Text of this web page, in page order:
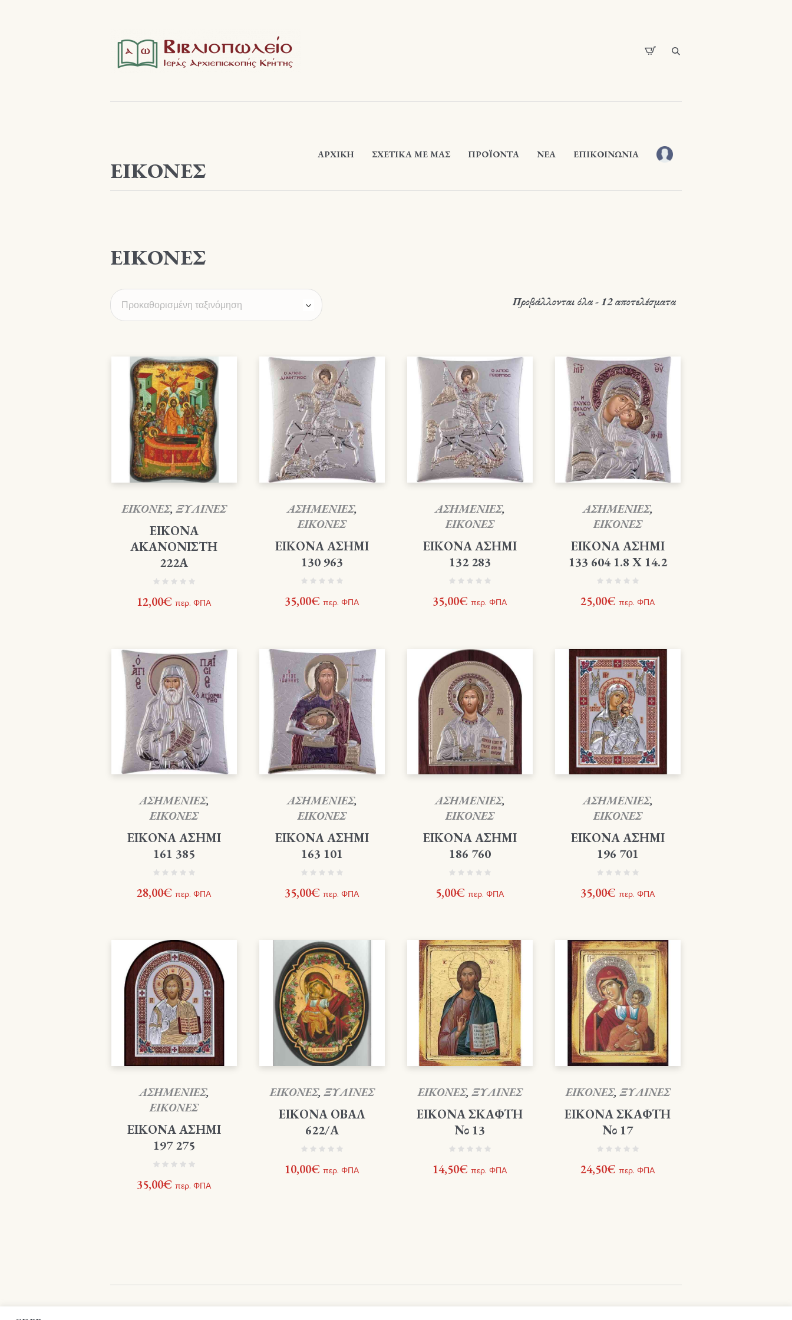
ΑΡΧΙΚΉ ΣΧΕΤΙΚΆ ΜΕ ΜΑΣ ΠΡΟΪΟΝΤΑ ΝΕΑ ΕΠΙΚΟΙΝΩΝΙΑ
ΕΙΚΟΝΕΣ
ΕΙΚΟΝΕΣ
Προβάλλονται όλα - 12 αποτελέσματα
ΕΙΚΟΝΕΣ,ΞΥΛΙΝΕΣ
ΕΙΚΟΝΑ
ΑΚΑΝΟΝΙΣΤΗ
222Α
12,00€ περ. ΦΠΑ
ΑΣΗΜΕΝΙΕΣ,
ΕΙΚΟΝΕΣ
ΕΙΚΟΝΑ ΑΣΗΜΙ
130 963
35,00€ περ. ΦΠΑ
ΑΣΗΜΕΝΙΕΣ,
ΕΙΚΟΝΕΣ
ΕΙΚΟΝΑ ΑΣΗΜΙ
132 283
35,00€ περ. ΦΠΑ
ΑΣΗΜΕΝΙΕΣ,
ΕΙΚΟΝΕΣ
ΕΙΚΟΝΑ ΑΣΗΜΙ
133 604 1.8 X 14.2
25,00€ περ. ΦΠΑ
ΑΣΗΜΕΝΙΕΣ,
ΕΙΚΟΝΕΣ
ΕΙΚΟΝΑ ΑΣΗΜΙ
161 385
28,00€ περ. ΦΠΑ
ΑΣΗΜΕΝΙΕΣ,
ΕΙΚΟΝΕΣ
ΕΙΚΟΝΑ ΑΣΗΜΙ
163 101
35,00€ περ. ΦΠΑ
ΑΣΗΜΕΝΙΕΣ,
ΕΙΚΟΝΕΣ
ΕΙΚΟΝΑ ΑΣΗΜΙ
186 760
5,00€ περ. ΦΠΑ
ΑΣΗΜΕΝΙΕΣ,
ΕΙΚΟΝΕΣ
ΕΙΚΟΝΑ ΑΣΗΜΙ
196 701
35,00€ περ. ΦΠΑ
ΑΣΗΜΕΝΙΕΣ,
ΕΙΚΟΝΕΣ
ΕΙΚΟΝΑ ΑΣΗΜΙ
197 275
35,00€ περ. ΦΠΑ
ΕΙΚΟΝΕΣ,ΞΥΛΙΝΕΣ
ΕΙΚΟΝΑ ΟΒΑΛ
622/Α
10,00€ περ. ΦΠΑ
ΕΙΚΟΝΕΣ,ΞΥΛΙΝΕΣ
ΕΙΚΟΝΑ ΣΚΑΦΤΗ
Νο 13
14,50€ περ. ΦΠΑ
ΕΙΚΟΝΕΣ,ΞΥΛΙΝΕΣ
ΕΙΚΟΝΑ ΣΚΑΦΤΗ
Νο 17
24,50€ περ. ΦΠΑ